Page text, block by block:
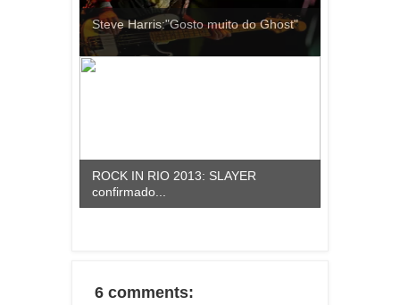
Steve Harris:"Gosto muito do Ghost"
ROCK IN RIO 2013: SLAYER
confirmado...
6 comments: